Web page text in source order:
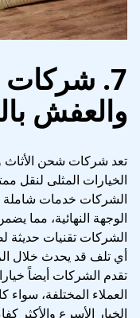
7.
والعفش
تعد شركات شحن الأثاث
الخيارات المثلى لنقل
الشركات خدمات شاملة
الوجهة النهائية، مما
الشركات تقنيات حديثة
أي تلف قد يحدث خلال
تقدم الشركات أيضاً
العملاء المختلفة،
الخيار الأسرع والأكثر